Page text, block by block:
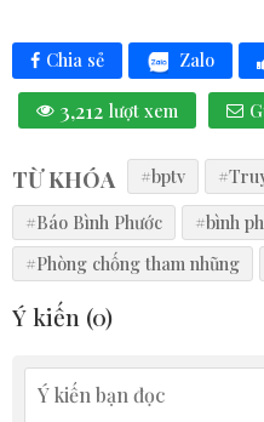
Chia sẻ Zalo
3,212 lượt xem
TỪ KHÓA #bptv
#Báo Bình Phước
#bình
#Phòng chống tham nhũng
Ý kiến (0)